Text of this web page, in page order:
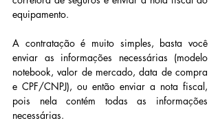
equipamento.
A contratação é muito simples, basta você
enviar as informações necessárias (modelo
notebook, valor de mercado, data de compra
e CPF/CNPJ), ou então enviar a nota fiscal,
pois nela contém todas as informações
necessárias.